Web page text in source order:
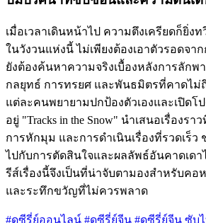
เมื่อเวลาเดินหน้าไป ความตึงเครียดก็ยิ่ง
ในวังวนแห่งนี้ ไม่เพียงต้องเอาตัวรอดจา
ยังต้องค้นหาความจริงเบื้องหลังการลักพ
กลยุทธ์ การทรยศ และพันธมิตรที่คาดไม่
แต่ละคนพยายามปกป้องตัวเองและเปิดโ
อยู่ "Tracks in the Snow" นำเสนอเรื่องร
การหักมุม และการดำเนินเรื่องที่รวดเร็
ไปกับการตัดสินใจและผลลัพธ์อันคาดเด
รีส์เรื่องนี้จึงเป็นที่น่าจับตามองสำหรับค
และระทึกขวัญที่ไม่ควรพลาด
#ดูซีรี่ย์ออนไลน์ #ดูซีรี่ย์จีน #ดูซีรี่ย์จีน ซับ